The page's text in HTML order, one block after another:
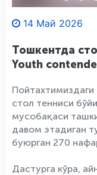
14 Май 2026
Тошкентда
Youth
стол тенниси
мусобақаси
давом этадиган
буюрган 270
Дастурга кўра,